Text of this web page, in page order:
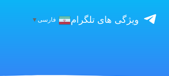
ویژگی های تلگرام فارسی▼